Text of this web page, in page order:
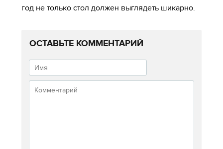
год не только стол должен выглядеть шикарно.
ОСТАВЬТЕ КОММЕНТАРИЙ